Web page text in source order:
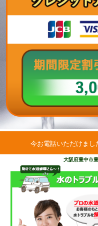
今お電話いただけまし
大阪府豊中市